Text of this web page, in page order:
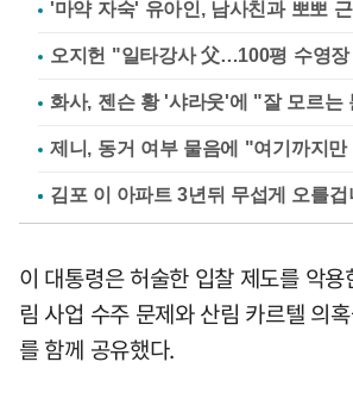
'마약 자숙' 유아인, 남사친과 뽀뽀
오지헌 "일타강사 父…100평 수영
화사, 젠슨 황 '샤라웃'에 "잘 모르
제니, 동거 여부 물음에 "여기까지만
이 대통령은 허술한 입찰 제도를 악
림 사업 수주 문제와 산림 카르텔 의
를 함께 공유했다.